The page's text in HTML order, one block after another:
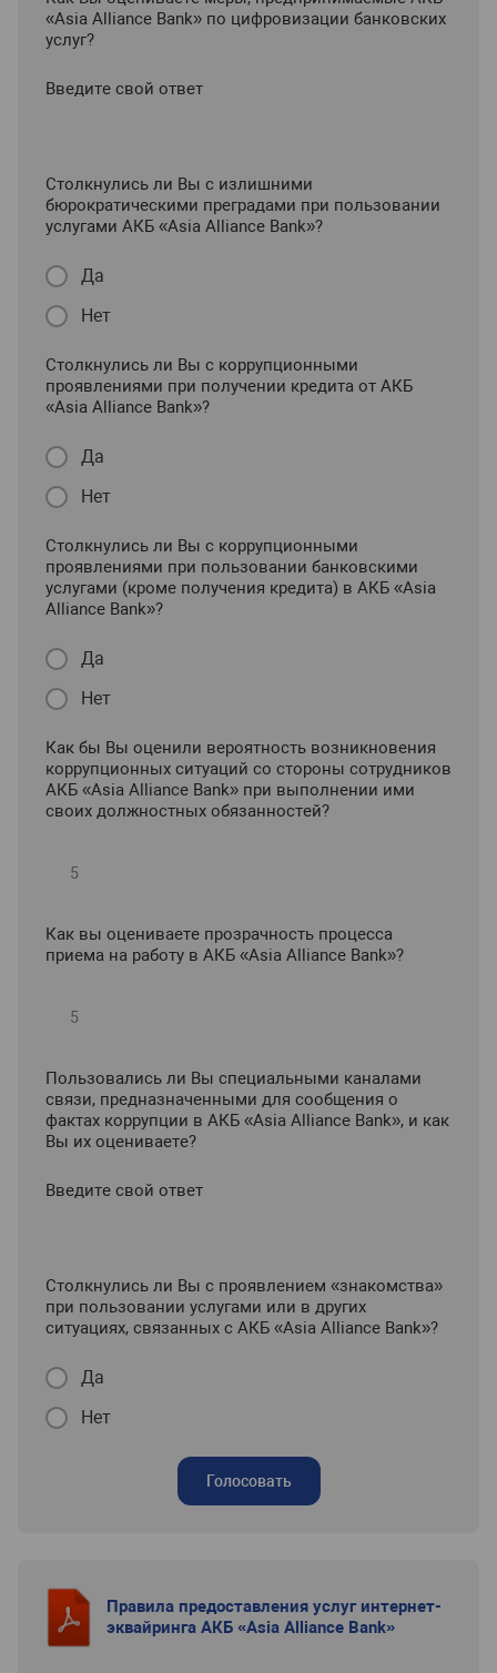
«Asia Alliance Bank» по цифровизации банковских
услуг?
Введите свой ответ
Столкнулись ли Вы с излишними
бюрократическими преградами при пользовании
услугами АКБ «Asia Alliance Bank»?
Да
Нет
Столкнулись ли Вы с коррупционными
проявлениями при получении кредита от АКБ
«Asia Alliance Bank»?
Да
Нет
Столкнулись ли Вы с коррупционными
проявлениями при пользовании банковскими
услугами (кроме получения кредита) в АКБ «Asia
Alliance Bank»?
Да
Нет
Как бы Вы оценили вероятность возникновения
коррупционных ситуаций со стороны сотрудников
АКБ «Asia Alliance Bank» при выполнении ими
своих должностных обязанностей?
Как вы оцениваете прозрачность процесса
приема на работу в АКБ «Asia Alliance Bank»?
Пользовались ли Вы специальными каналами
связи, предназначенными для сообщения о
фактах коррупции в АКБ «Asia Alliance Bank», и как
Вы их оцениваете?
Введите свой ответ
Столкнулись ли Вы с проявлением «знакомства»
при пользовании услугами или в других
ситуациях, связанных с АКБ «Asia Alliance Bank»?
Да
Нет
Голосовать
Правила предоставления услуг интернет-
эквайринга АКБ «Asia Alliance Bank»